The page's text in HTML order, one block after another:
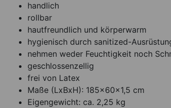
handlich
rollbar
hautfreundlich und körperwarm
hygienisch durch sanitized-
nehmen weder Feuchtigkeit noch
geschlossenzellig
frei von Latex
Maße (LxBxH): 185x60x1,5 cm
Eigengewicht: ca. 2,25 kg